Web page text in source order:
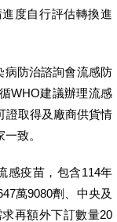
度自行評估轉換進
病防治諮詢會流感防
WHO建議辦理流感
證取得及廠商供貨情
致。
感疫苗，包含114年
萬9080劑、中央及
再額外下訂數量20